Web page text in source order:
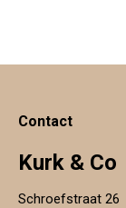
Contact
Kurk & Co
Schroefstraat 26